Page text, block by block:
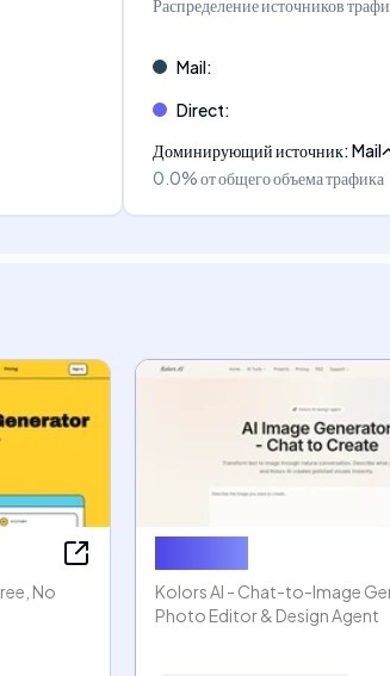
Распределение источников
Mail:
Direct:
Доминирующий источник:Mail
0.0%от общего объема трафика
No
Kolors AI - Chat-to-Image
Photo Editor & Design Agent